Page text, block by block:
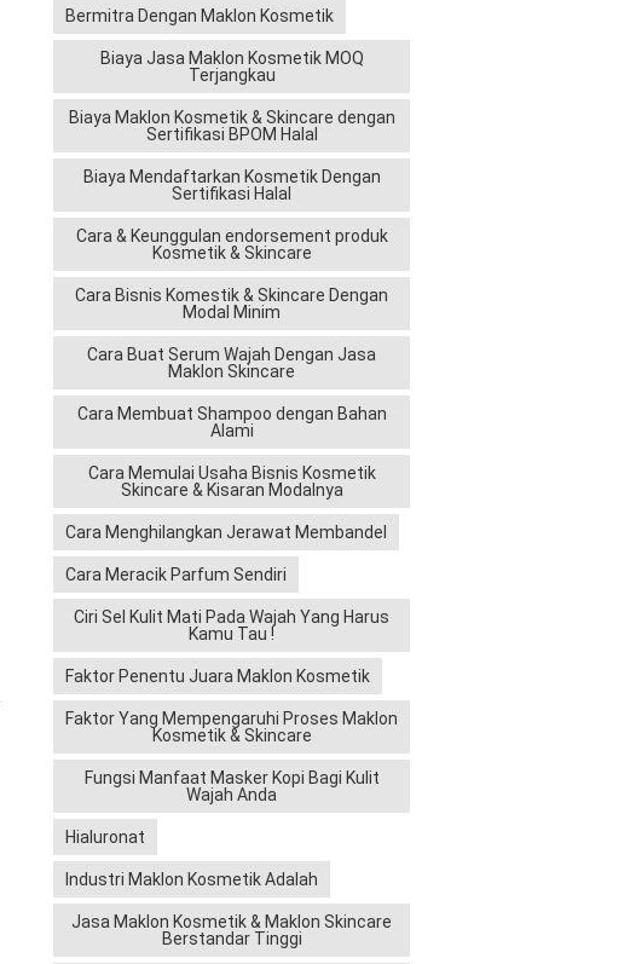
Bermitra Dengan Maklon Kosmetik
Biaya Jasa Maklon Kosmetik MOQ
Terjangkau
Biaya Maklon Kosmetik & Skincare dengan
Sertifikasi BPOM Halal
Biaya Mendaftarkan Kosmetik Dengan
Sertifikasi Halal
Cara & Keunggulan endorsement produk
Kosmetik & Skincare
Cara Bisnis Komestik & Skincare Dengan
Modal Minim
Cara Buat Serum Wajah Dengan Jasa
Maklon Skincare
Cara Membuat Shampoo dengan Bahan
Alami
Cara Memulai Usaha Bisnis Kosmetik
Skincare & Kisaran Modalnya
Cara Menghilangkan Jerawat Membandel
Cara Meracik Parfum Sendiri
Ciri Sel Kulit Mati Pada Wajah Yang Harus
Kamu Tau !
Faktor Penentu Juara Maklon Kosmetik
Faktor Yang Mempengaruhi Proses Maklon
Kosmetik & Skincare
Fungsi Manfaat Masker Kopi Bagi Kulit
Wajah Anda
Hialuronat
Industri Maklon Kosmetik Adalah
Jasa Maklon Kosmetik & Maklon Skincare
Berstandar Tinggi